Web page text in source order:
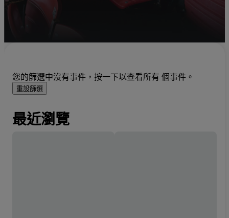
您的篩選中沒有事件，按一下以查看所有 個事件。
重設篩選
最近瀏覽